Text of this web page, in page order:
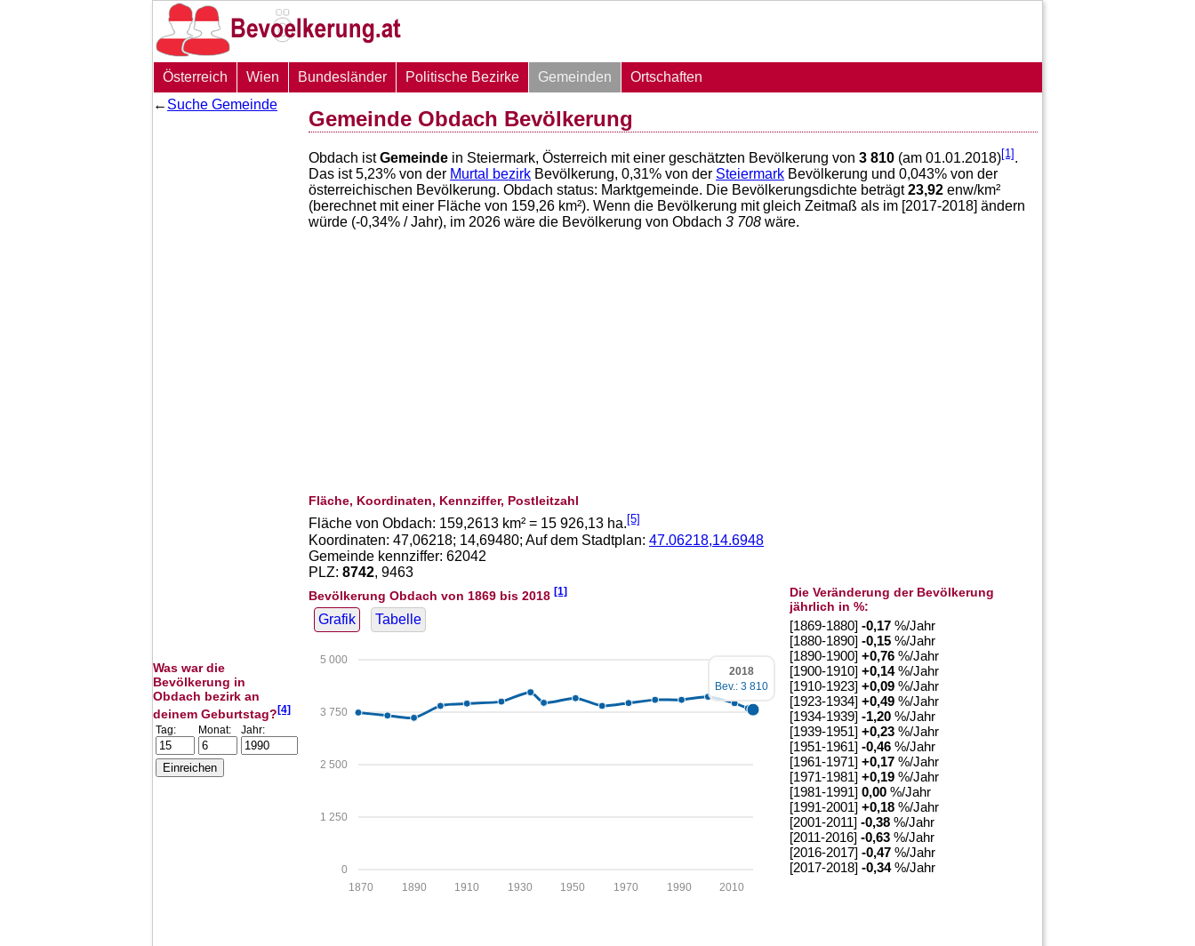
Österreich Wien Bundesländer Politische Bezirke Gemeinden
Ortschaften
← Suche Gemeinde
Was war die
Bevölkerung in
Obdach bezirk an
deinem Geburtstag?[4]
Tag: Monat: Jahr:
Gemeinde Obdach Bevölkerung
Obdach istGemeinde in Steiermark, Österreich mit einer geschätzten Bevölkerung von 3 810 (am 01.01.2018)[1] .
Das ist5,23% von der Murtal bezirk Bevölkerung, 0,31% von der Steiermark Bevölkerung und 0,043% von der
österreichischen Bevölkerung. Obdach status: Marktgemeinde. Die Bevölkerungsdichte beträgt23,92 enw/km²
(berechnet mit einer Fläche von 159,26 km²). Wenn die Bevölkerung mit gleich Zeitmaß als im [2017-2018] ändern
würde (-0,34% / Jahr), im 2026 wäre die Bevölkerung von Obdach 3 708 wäre.
Fläche, Koordinaten, Kennziffer, Postleitzahl
Fläche von Obdach: 159,2613 km² = 15 926,13 ha. [5]
Koordinaten: 47,06218; 14,69480; Auf dem Stadtplan: 47.06218,14.6948
Gemeinde kennziffer: 62042
PLZ: 8742, 9463
Bevölkerung Obdach von 1869 bis 2018 [1]
Grafik Tabelle
0
1 250
2 500
3 750
5 000
2010
1990
1970
1950
1930
1910
1890
1870
2018
Bev.: 3 810
Die Veränderung der Bevölkerung
jährlich in %:
[1869-1880]-0,17 %/Jahr
[1880-1890]-0,15 %/Jahr
[1890-1900]+0,76 %/Jahr
[1900-1910]+0,14%/Jahr
[1910-1923]+0,09 %/Jahr
[1923-1934]+0,49 %/Jahr
[1934-1939]-1,20 %/Jahr
[1939-1951]+0,23 %/Jahr
[1951-1961]-0,46 %/Jahr
[1961-1971]+0,17 %/Jahr
[1971-1981]+0,19 %/Jahr
[1981-1991]0,00 %/Jahr
[1991-2001]+0,18 %/Jahr
[2001-2011]-0,38 %/Jahr
[2011-2016]-0,63 %/Jahr
[2016-2017]-0,47 %/Jahr
[2017-2018]-0,34%/Jahr